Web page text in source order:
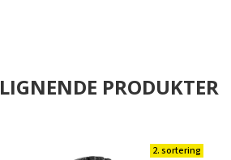
LIGNENDE PRODUKTER
2. sortering